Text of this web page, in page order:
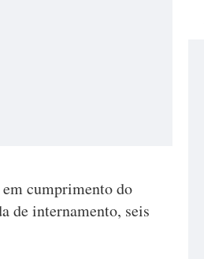
em cumprimento do
de internamento, seis